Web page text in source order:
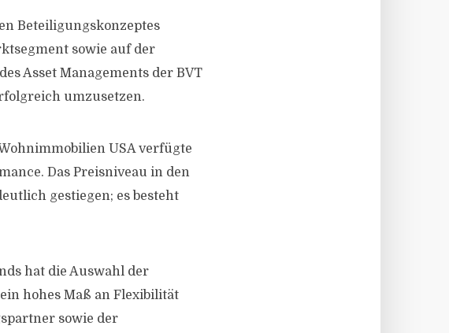
Beteiligungskonzeptes
sowie auf der
Asset Managements der BVT
umzusetzen.
USA verfügte
Das Preisniveau in den
gestiegen; es besteht
hat die Auswahl der
hohes Maß an Flexibilität
sowie der